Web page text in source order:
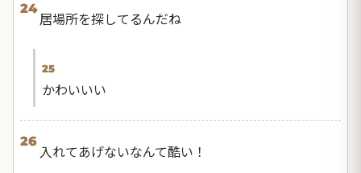
24
居場所を探してるんだね
25
かわいいい
26
入れてあげないなんて酷い！